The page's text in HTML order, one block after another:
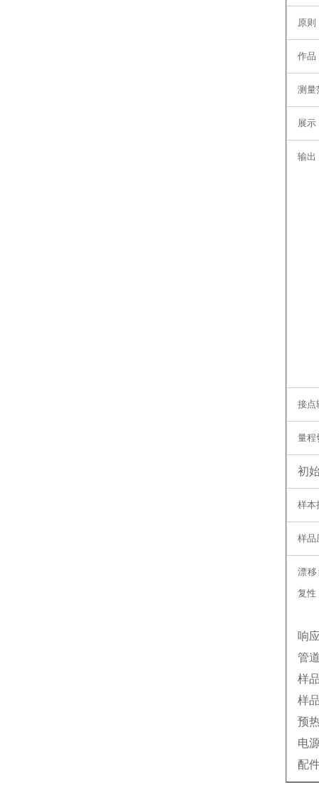
原则
作品
测量
展示
输出
接点
量程
初
样本
样品
漂
复性
响
管
样
样
预
电
配